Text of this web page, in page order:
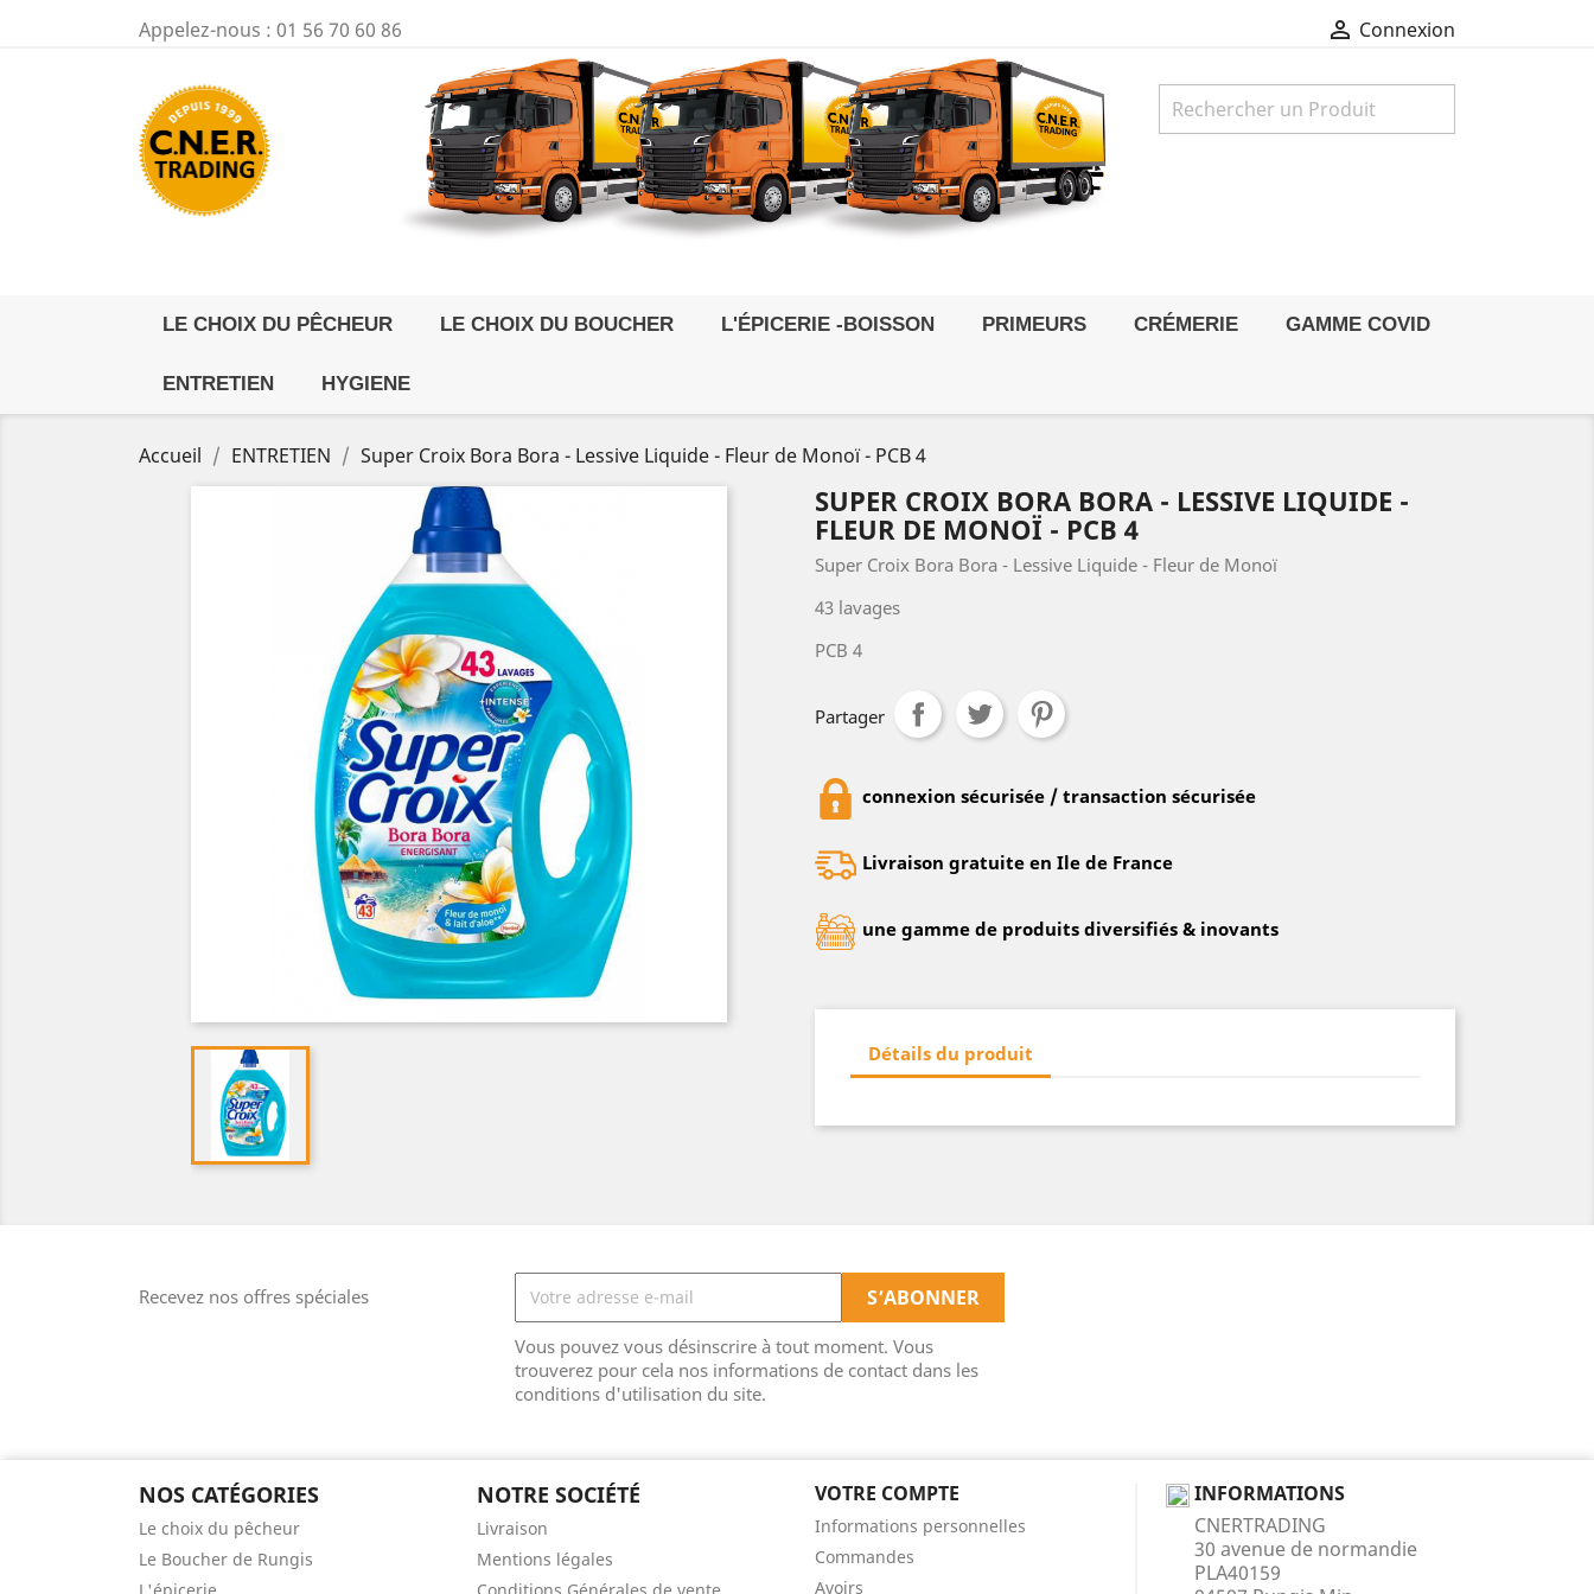
Appelez-nous : 01 56 70 60 86  Connexion
LE CHOIX DU PÊCHEUR LE CHOIX DU BOUCHER L'ÉPICERIE -BOISSON PRIMEURS CRÉMERIE GAMME COVID
ENTRETIEN HYGIENE
Accueil ENTRETIEN Super Croix Bora Bora - Lessive Liquide - Fleur de Monoï - PCB 4
SUPER CROIX BORA BORA - LESSIVE LIQUIDE -
FLEUR DE MONOÏ - PCB 4
Super Croix Bora Bora - Lessive Liquide - Fleur de Monoï
43 lavages
PCB 4
Partager
connexion sécurisée / transaction sécurisée
Livraison gratuite en Ile de France
une gamme de produits diversifiés & inovants
Détails du produit
Recevez nos offres spéciales
Vous pouvez vous désinscrire à tout moment. Vous
trouverez pour cela nos informations de contact dans les
conditions d'utilisation du site.
NOS CATÉGORIES
Le choix du pêcheur
Le Boucher de Rungis
NOTRE SOCIÉTÉ
Livraison
Mentions légales
VOTRE COMPTE
Informations personnelles
Commandes
Avoirs
INFORMATIONS
CNERTRADING
30 avenue de normandie
PLA40159